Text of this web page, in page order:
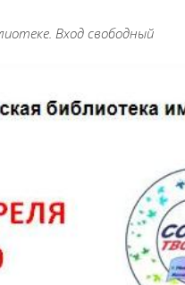
Вход свободный